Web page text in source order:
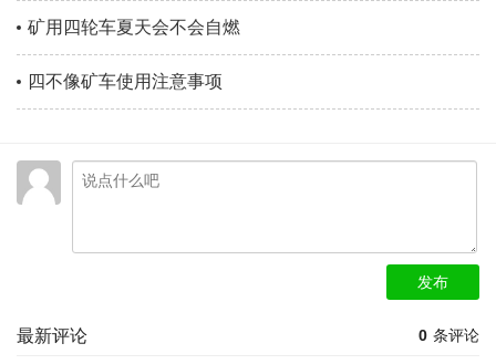
矿用四轮车夏天会不会自燃
四不像矿车使用注意事项
发布
0 条评论
最新评论